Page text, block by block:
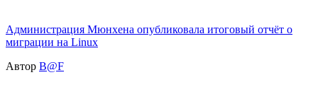
Администрация Мюнхена опубликовала итоговый отчёт о
миграции на Linux
Автор B@F